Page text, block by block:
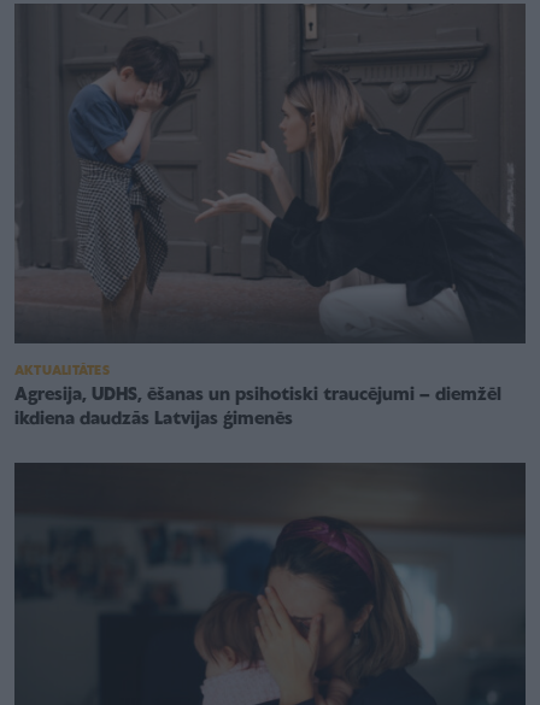
AKTUALITĀTES
Agresija, UDHS, ēšanas un psihotiski traucējumi – diemžēl
ikdiena daudzās Latvijas ģimenēs